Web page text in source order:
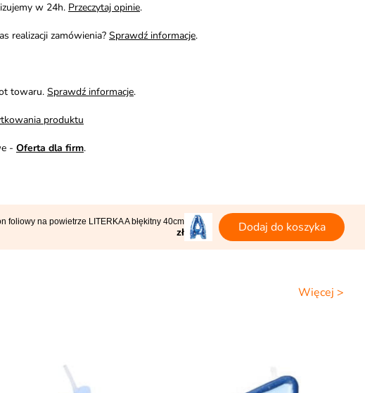
w 24h. Przeczytaj opinie.
realizacji zamówienia? Sprawdź informacje.
towaru. Sprawdź informacje.
produktu
- Oferta dla firm.
foliowy na powietrze LITERKA A błękitny 40cm
zł Dodaj do koszyka
Więcej >